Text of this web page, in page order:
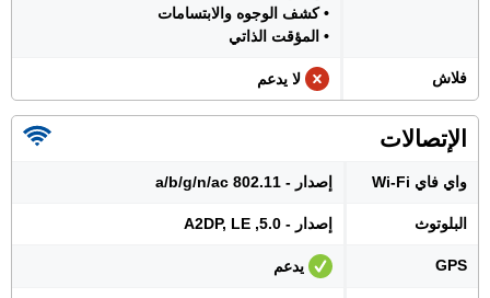
• كشف الوجوه والابتسامات
• المؤقت الذاتي
فلاش لا يدعم
الإتصالات
واي فاي Wi-Fi إصدار - 802.11 a/b/g/n/ac
البلوتوث إصدار - 5.0, A2DP, LE
GPS يدعم